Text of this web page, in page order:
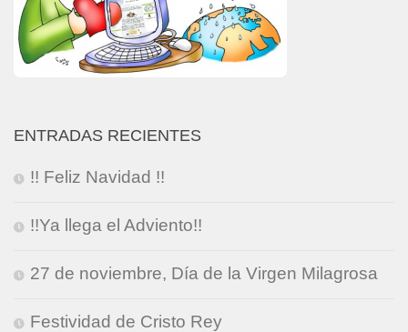
ENTRADAS RECIENTES
!! Feliz Navidad !!
!!Ya llega el Adviento!!
27 de noviembre, Día de la Virgen Milagrosa
Festividad de Cristo Rey